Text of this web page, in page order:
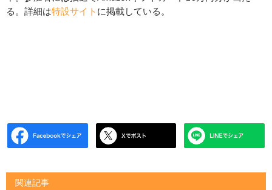
る。詳細は特設サイト に掲載している。
関連記事